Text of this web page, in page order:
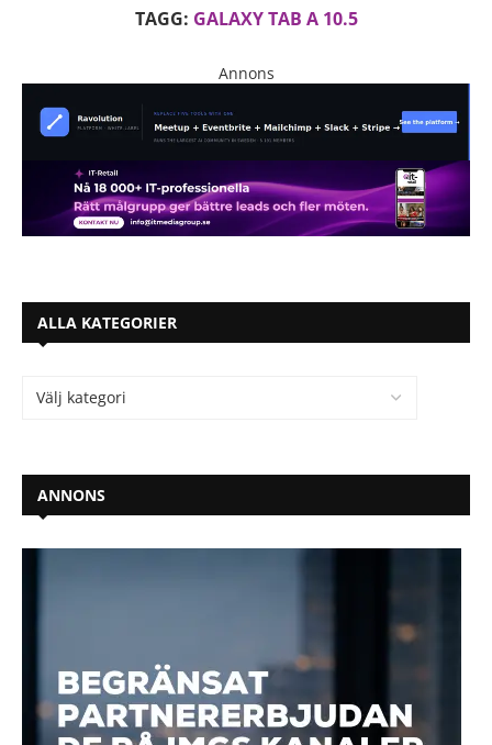
TAGG: GALAXY TAB A 10.5
Annons
ALLA KATEGORIER
ANNONS